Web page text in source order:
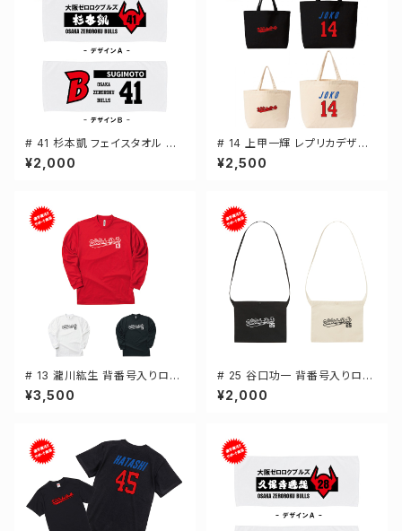
# 41 杉本凱 フェイスタオル 選
手還元 2デザイン FT0144
¥2,000
# 14 上甲一輝 レプリカデザイ
ン 選手還元 キャンバストートバ
ッグ 2カラー MLサイズ 00077
¥2,500
# 13 瀧川紘生 背番号入りロゴ
ドライTシャツ 長袖 選手還元 3
カラー S-5Lサイズ 000304
¥3,500
# 25 谷口功一 背番号入りロゴ
キャンバスサコッシュ 選手還元
2カラー 001461
¥2,000